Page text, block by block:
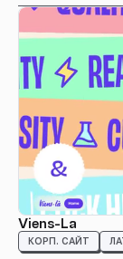
Viens-La
КОРП. САЙТ